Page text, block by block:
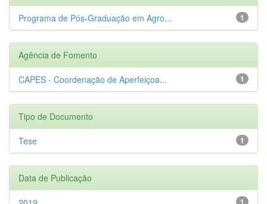
1
Programa de Pós-Graduação em Agro...
Agência de Fomento
1
CAPES - Coordenação de Aperfeiçoa...
Tipo de Documento
1
Tese
Data de Publicação
1